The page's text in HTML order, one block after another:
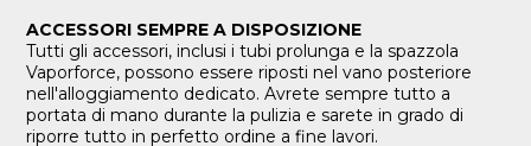
ACCESSORI SEMPRE A DISPOSIZIONE
Tutti gli accessori, inclusi i tubi prolunga e la spazzola
Vaporforce, possono essere riposti nel vano posteriore
nell'alloggiamento dedicato. Avrete sempre tutto a
portata di mano durante la pulizia e sarete in grado di
riporre tutto in perfetto ordine a fine lavori.